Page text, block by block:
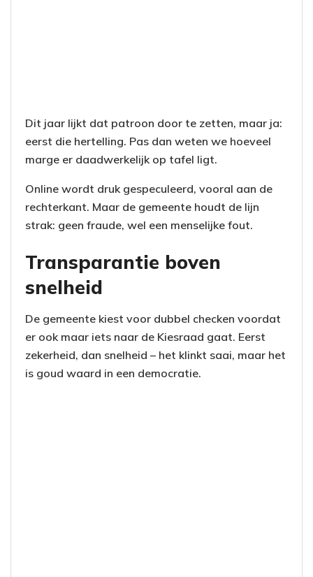
Dit jaar lijkt dat patroon door te zetten, maar ja:
eerst die hertelling. Pas dan weten we hoeveel
marge er daadwerkelijk op tafel ligt.
Online wordt druk gespeculeerd, vooral aan de
rechterkant. Maar de gemeente houdt de lijn
strak: geen fraude, wel een menselijke fout.
Transparantie boven
snelheid
De gemeente kiest voor dubbel checken voordat
er ook maar iets naar de Kiesraad gaat. Eerst
zekerheid, dan snelheid – het klinkt saai, maar het
is goud waard in een democratie.